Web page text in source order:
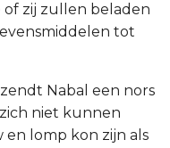
zij zullen beladen
tot
Nabal een nors
zich niet kunnen
lomp kon zijn als